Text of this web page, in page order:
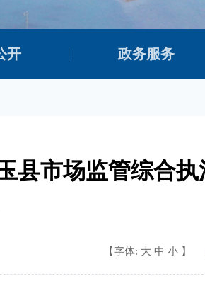
开 政务服务
县市场监管综合
【字体: 大 中 小 】